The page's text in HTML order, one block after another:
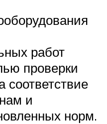
работ
проверки
соответствие
и
норм.